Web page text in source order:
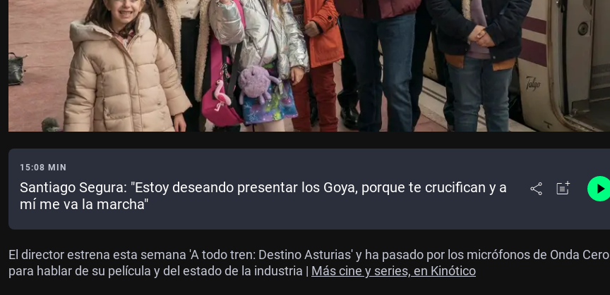
15:08 MIN
Santiago Segura: "Estoy deseando presentar los Goya, porque te crucifican y a
mí me va la marcha"
El director estrena esta semana 'A todo tren: Destino Asturias' y ha pasado por los micrófonos de Onda Cero
para hablar de su película y del estado de la industria | Más cine y series, en Kinótico